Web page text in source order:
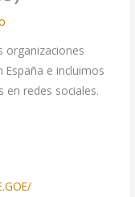
organizaciones
España e incluimos
en redes sociales.